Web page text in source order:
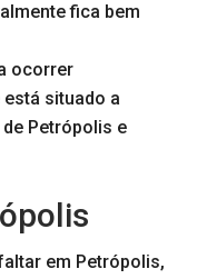
fica bem
ocorrer
situado a
Petrópolis e
em Petrópolis,